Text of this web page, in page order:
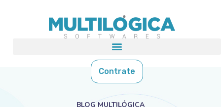
Contrate
BLOG MULTILÓGICA